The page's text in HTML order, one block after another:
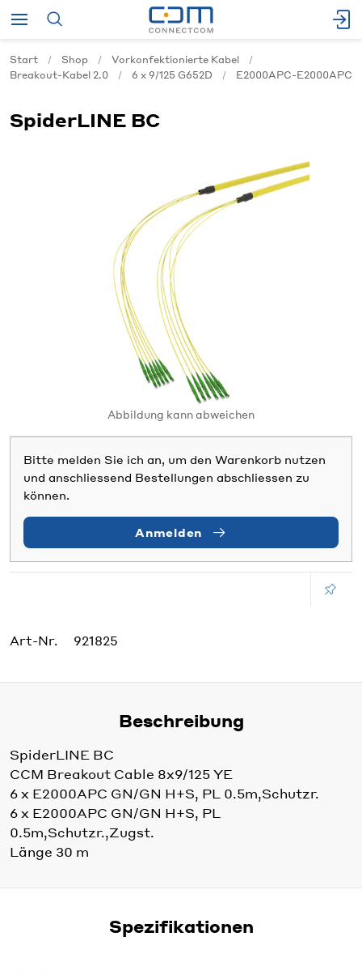
Start Shop
Vorkonfektionierte Kabel
Breakout-Kabel 2.0
6 x 9/125 G652D E2000APC-E2000APC
SpiderLINE BC
Abbildung kann abweichen
Bitte melden Sie ich an, um den Warenkorb nutzen
und anschliessend Bestellungen abschliessen zu
können.
Anmelden
Art-Nr. 921825
Beschreibung
SpiderLINE BC
CCM Breakout Cable 8x9/125 YE
6 x E2000APC GN/GN H+S, PL 0.5m,Schutzr.
6 x E2000APC GN/GN H+S, PL
0.5m,Schutzr.,Zugst.
Länge 30 m
Spezifikationen